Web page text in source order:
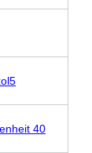
40